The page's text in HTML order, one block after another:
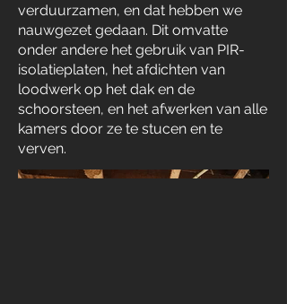
verduurzamen, en dat hebben we
nauwgezet gedaan. Dit omvatte
onder andere het gebruik van PIR-
isolatieplaten, het afdichten van
loodwerk op het dak en de
schoorsteen, en het afwerken van alle
kamers door ze te stucen en te
verven.